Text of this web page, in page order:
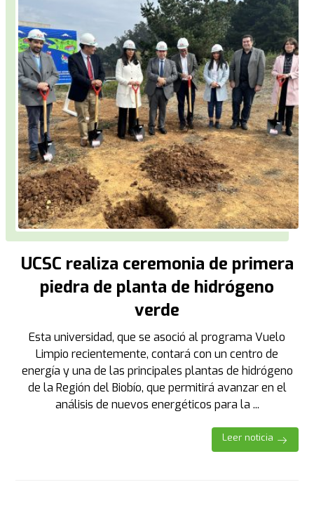
UCSC realiza ceremonia de primera
piedra de planta de hidrógeno
verde
Esta universidad, que se asoció al programa Vuelo
Limpio recientemente, contará con un centro de
energía y una de las principales plantas de hidrógeno
de la Región del Biobío, que permitirá avanzar en el
análisis de nuevos energéticos para la ...
Leer noticia